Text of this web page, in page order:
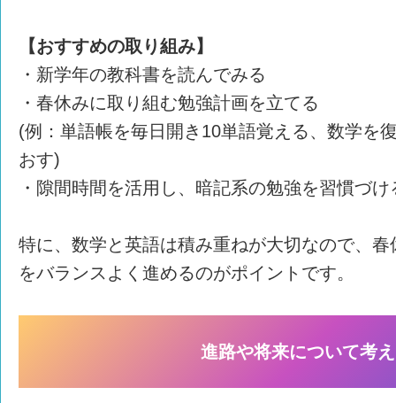
【おすすめの取り組み】
・新学年の教科書を読んでみる
・春休みに取り組む勉強計画を立てる
(例：単語帳を毎日開き10単語覚える、数学を
おす)
・隙間時間を活用し、暗記系の勉強を習慣づけ
特に、数学と英語は積み重ねが大切なので、
をバランスよく進めるのがポイントです。
進路や将来について考